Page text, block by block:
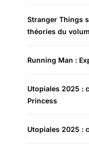
Stranger Things
théories du
Running Man :
Utopiales 2025 :
Princess
Utopiales 2025 :